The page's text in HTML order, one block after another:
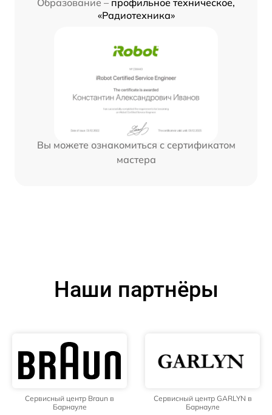
Образование – профильное техническое,
«Радиотехника»
Вы можете ознакомиться с сертификатом
мастера
Наши партнёры
Сервисный центр Braun в
Барнауле
Сервисный центр GARLYN в
Барнауле